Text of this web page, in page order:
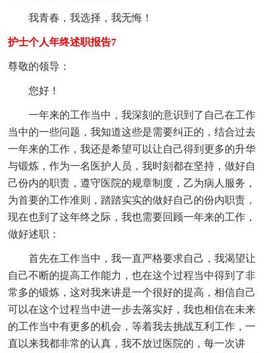
我青春，我选择，我无悔！
护士个人年终述职报告7
尊敬的领导：
您好！
一年来的工作当中，我深刻的意识到了自己在工作
当中的一些问题，我知道这些是需要纠正的，结合过去
一年来的工作，我还是希望可以让自己得到更多的升华
与锻炼，作为一名医护人员，我时刻都在坚持，做好自
己份内的职责，遵守医院的规章制度，乙为病人服务，
为首要的工作准则，踏踏实实的做好自己的份内职责，
现在也到了这年终之际，我也需要回顾一年来的工作，
做好述职：
首先在工作当中，我一直严格要求自己，我渴望让
自己不断的提高工作能力，也在这个过程当中得到了非
常多的锻炼，这对我来讲是一个很好的提高，相信自己
可以在这个过程当中进一步去落实好，我也相信在未来
的工作当中有更多的机会，等着我去挑战互利工作，一
直以来我都非常的认真，我不放过医院的，每一次讲